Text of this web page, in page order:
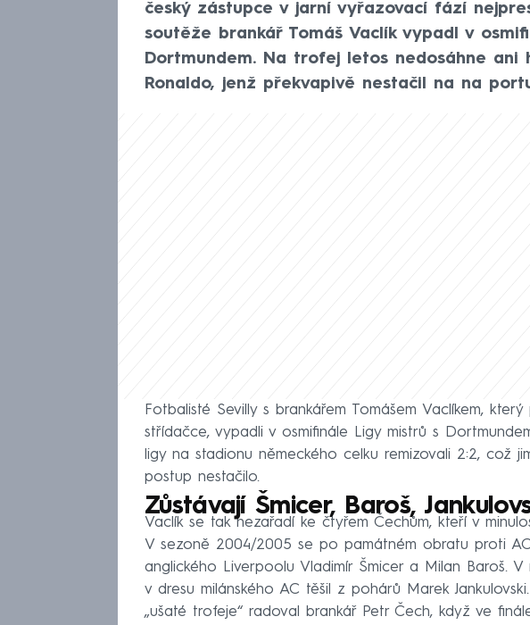
český zástupce v jarní vyřazovací fází
soutěže brankář Tomáš Vaclík vypadl v
Dortmundem. Na trofej letos nedosáhne ani
Ronaldo, jenž překvapivě nestačil na na
Fotbalisté Sevilly s brankářem Tomášem Vaclíkem,
střídačce, vypadli v osmifinále Ligy mistrů s
ligy na stadionu německého celku remizovali 2:2, což
postup nestačilo.
Zůstávají Šmicer, Baroš,
Vaclík se tak nezařadí ke čtyřem Čechům, kteří v
V sezoně 2004/2005 se po památném obratu proti
anglického Liverpoolu Vladimír Šmicer a Milan Baroš.
v dresu milánského AC těšil z pohárů Marek
„ušaté trofeje“ radoval brankář Petr Čech, když ve